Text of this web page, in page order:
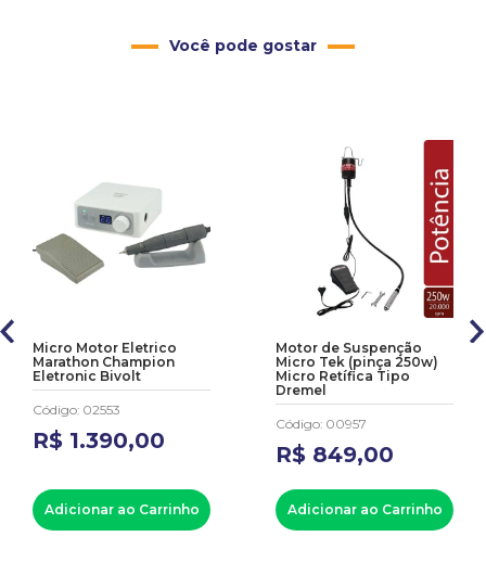
Você pode gostar
Micro Motor Eletrico
Marathon Champion
Eletronic Bivolt
Código: 02553
R$ 1.390,00
Adicionar ao Carrinho
Motor de Suspenção
Micro Tek (pinça 250w)
Micro Retífica Tipo
Dremel
Código: 00957
R$ 849,00
Adicionar ao Carrinho